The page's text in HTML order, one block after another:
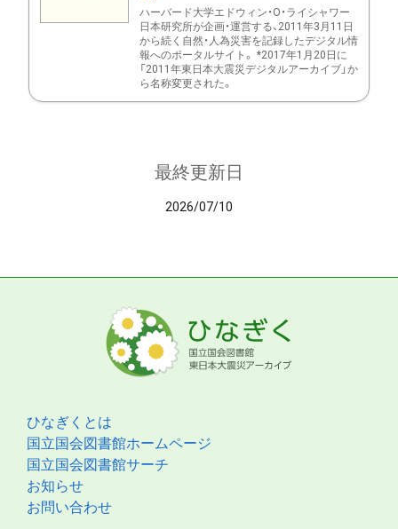
ハーバード大学エドウィン・O・ライシャワー
日本研究所が企画・運営する、2011年3月11日
から続く自然・人為災害を記録したデジタル情
報へのポータルサイト。 *2017年1月20日に
「2011年東日本大震災デジタルアーカイブ」か
ら名称変更された。
最終更新日
2026/07/10
ひなぎくとは
国立国会図書館ホームページ
国立国会図書館サーチ
お知らせ
お問い合わせ